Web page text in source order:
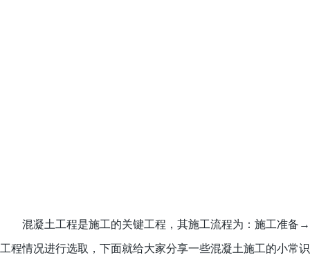
混凝土工程是施工的关键工程，其施工流程为：施工准
工程情况进行选取，下面就给大家分享一些混凝土施工的小常